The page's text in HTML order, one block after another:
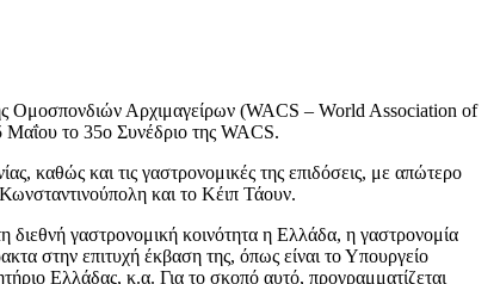
Ομοσπονδιών Αρχιμαγείρων (WACS – World Association of
Μαΐου το 35ο Συνέδριο της WACS.
καθώς και τις γαστρονομικές της επιδόσεις, με απώτερο
και το Κέιπ Τάουν.
γαστρονομική κοινότητα η Ελλάδα, η γαστρονομία
στην επιτυχή έκβαση της, όπως είναι το Υπουργείο
Ελλάδας, κ.α. Για το σκοπό αυτό, προγραμματίζεται